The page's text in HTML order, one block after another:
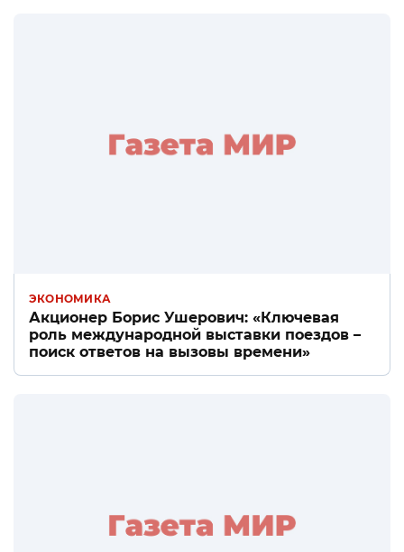
ЭКОНОМИКА
Акционер Борис Ушерович: «Ключевая
роль международной выставки поездов –
поиск ответов на вызовы времени»